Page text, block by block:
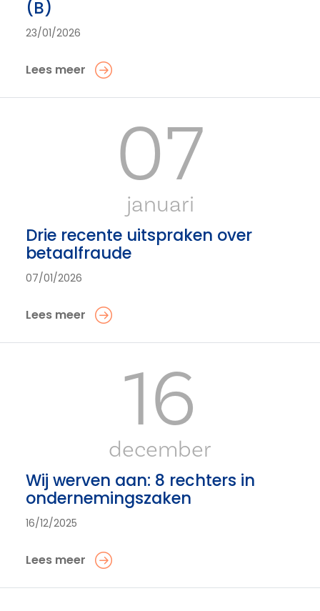
(B)
23/01/2026
Lees meer
07
januari
Drie recente uitspraken over
betaalfraude
07/01/2026
Lees meer
16
december
Wij werven aan: 8 rechters in
ondernemingszaken
16/12/2025
Lees meer